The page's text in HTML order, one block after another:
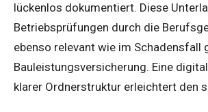
lückenlos dokumentiert. Diese
Betriebsprüfungen durch die
ebenso relevant wie im Schadensfall
Bauleistungsversicherung. Eine
klarer Ordnerstruktur erleichtert den